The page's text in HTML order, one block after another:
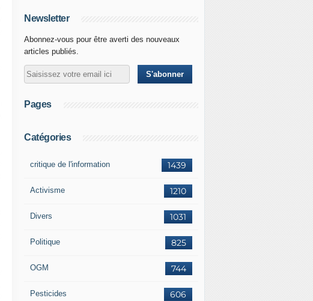
Newsletter
Abonnez-vous pour être averti des nouveaux
articles publiés.
Pages
Catégories
1439
critique de l'information
1210
Activisme
1031
Divers
825
Politique
744
OGM
606
Pesticides